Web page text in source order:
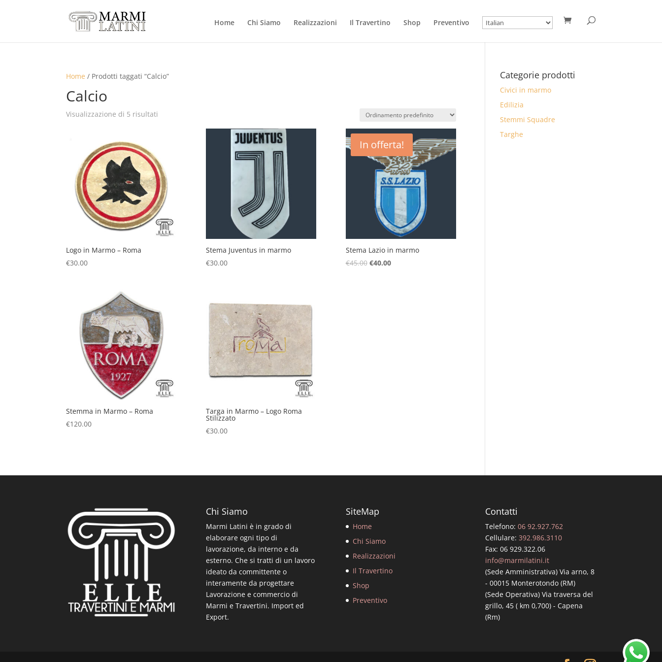
Home Chi Siamo Realizzazioni Il Travertino Shop Preventivo
Home / Prodotti taggati “Calcio”
Calcio
Visualizzazione di 5 risultati
Logo in Marmo – Roma
€30.00
Stema Juventus in marmo
€30.00
In offerta!
Stema Lazio in marmo
€45.00 Il
€40.00Il
Stemma in Marmo – Roma
€120.00
Targa in Marmo – Logo Roma
Stilizzato
€30.00
Categorie prodotti
Civici in marmo
Edilizia
Stemmi Squadre
Targhe
Chi Siamo
Marmi Latini è in grado di
elaborare ogni tipo di
lavorazione, da interno e da
esterno. Che si tratti di un lavoro
ideato da committente o
interamente da progettare
Lavorazione e commercio di
Marmi e Travertini. Import ed
Export.
SiteMap
Home
Chi Siamo
Realizzazioni
Il Travertino
Shop
Preventivo
Contatti
Telefono:06 92.927.762
Cellulare:392.986.3110
Fax: 06 929.322.06
info@marmilatini.it
(Sede Amministrativa) Via arno, 8
- 00015 Monterotondo (RM)
(Sede Operativa) Via traversa del
grillo, 45 ( km 0,700) - Capena
(Rm)